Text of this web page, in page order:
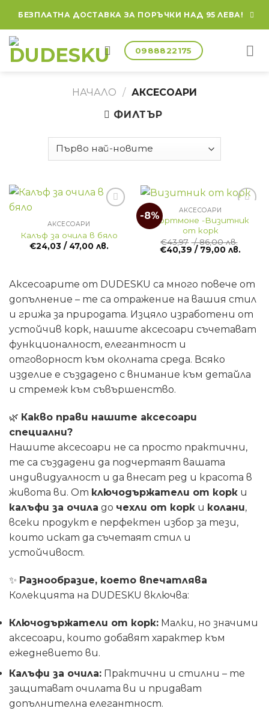
content
БЕЗПЛАТНА ДОСТАВКА ЗА ПОРЪЧКИ НАД 95 ЛЕВА!
0988822175
НАЧАЛО / АКСЕСОАРИ
ФИЛТЪР
Аксесоарите от DUDESKU са много повече от
допълнение – те са отражение на вашия стил
и грижа за природата. Изцяло изработени от
устойчив корк, нашите аксесоари съчетават
функционалност, елегантност и
отговорност към околната среда. Всяко
изделие е създадено с внимание към детайла
и стремеж към съвършенство.
🌿 Какво прави нашите аксесоари
специални?
Нашите аксесоари не са просто практични,
те са създадени да подчертаят вашата
индивидуалност и да внесат ред и красота в
живота ви. От ключодържатели от корк и
калъфи за очила до чехли от корк и колани,
всеки продукт е перфектен избор за тези,
които искат да съчетаят стил и
устойчивост.
✨ Разнообразие, което впечатлява
Колекцията на DUDESKU включва:
Ключодържатели от корк: Малки, но значими
аксесоари, които добавят характер към
ежедневието ви.
Калъфи за очила: Практични и стилни – те
защитават очилата ви и придават
допълнителна елегантност.
АКСЕСОАРИ
Калъф за очила в бяло
€24,03 / 47,00 лв.
-8% АКСЕСОАРИ
Портмоне -Визитник
от корк
€43,97 / 86,00 лв.
Original
price
/
86,00 лв..
€40,39 / 79,00 лв.
/
79,00